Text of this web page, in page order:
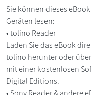
Sie können dieses
Geräten lesen:
• tolino Reader
Laden Sie das eBook
tolino herunter oder
mit einer kostenlosen
Digital Editions.